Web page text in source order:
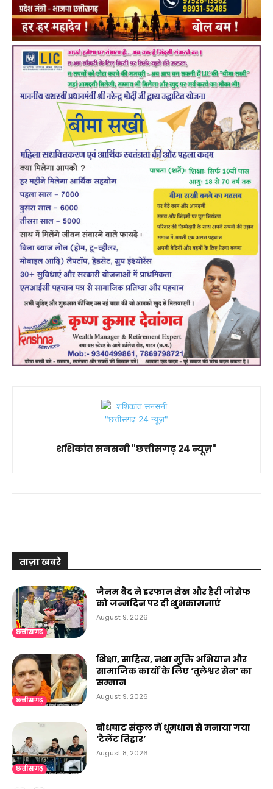
शशिकांत सनसनी "छत्तीसगढ़ 24 न्यूज़"
ताज़ा खबरे
छत्तीसगढ़
जैनम बैद ने इरफान शेख और हैरी जोसेफ
को जन्मदिन पर दी शुभकामनाएं
August 9, 2026
छत्तीसगढ़
शिक्षा, साहित्य, नशा मुक्ति अभियान और
सामाजिक कार्यों के लिए ‘तुलेश्वर सेन’ का
सम्मान
August 9, 2026
छत्तीसगढ़
बोधघाट संकुल में धूमधाम से मनाया गया
‘टैलेंट तिहार’
August 8, 2026